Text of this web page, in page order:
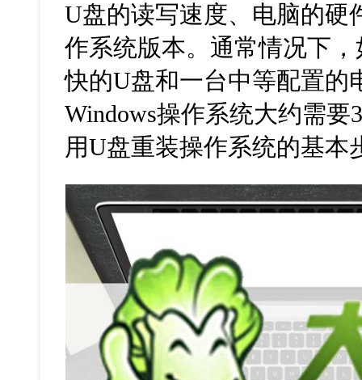
U盘的读写速度、电脑的硬
作系统版本。通常情况下
快的U盘和一台中等配置的
Windows操作系统大约需
用U盘重装操作系统的基本